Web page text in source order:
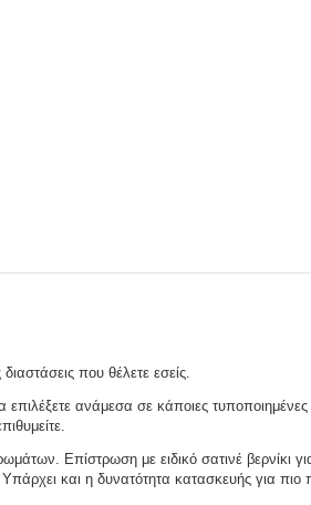
που θέλετε εσείς.
ανάμεσα σε κάποιες τυποποιημένες
Επίστρωση με ειδικό σατινέ βερνίκι
και η δυνατότητα κατασκευής για πιο